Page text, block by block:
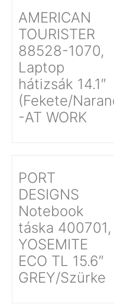
AMERICAN
TOURISTER
88528-1070,
Laptop
hátizsák 14.1″
(Fekete/
-AT WORK
PORT
DESIGNS
Notebook
táska 400701,
YOSEMITE
ECO TL 15.6″
GREY/Szürke